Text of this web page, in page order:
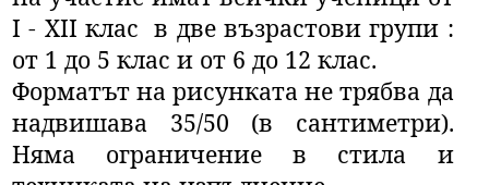
I - XII клас в две възрастови групи :
от 1 до 5 клас и от 6 до 12 клас.
Форматът на рисунката не трябва да
надвишава 35/50 (в сантиметри).
Няма ограничение в стила и